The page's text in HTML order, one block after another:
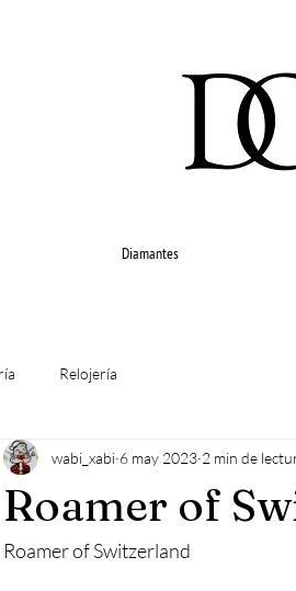
Diamantes
Relojería
Roamer of
wabi_xabi 6 may 2023 2 min de
Roamer of Switzerland